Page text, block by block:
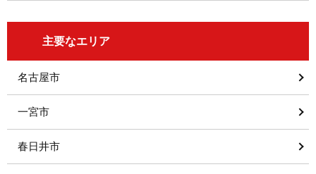
主要なエリア
名古屋市
一宮市
春日井市